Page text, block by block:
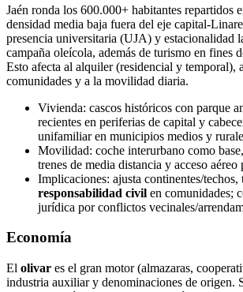
Jaén ronda los 600.000+ habitantes repartidos
densidad media baja fuera del eje
presencia universitaria (UJA) y estacionalidad
campaña oleícola, además de turismo en fines
Esto afecta al alquiler (residencial y temporal),
comunidades y a la movilidad diaria.
Vivienda: cascos históricos con parque
recientes en periferias de capital y
unifamiliar en municipios medios y
Movilidad: coche interurbano como
trenes de media distancia y acceso
Implicaciones: ajusta continentes/techos,
responsabilidad civil en comunidades;
jurídica por conflictos vecinales/
Economía
El olivar es el gran motor (almazaras,
industria auxiliar y denominaciones de origen.